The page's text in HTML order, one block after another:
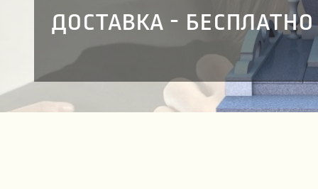
доставка - бесплатно